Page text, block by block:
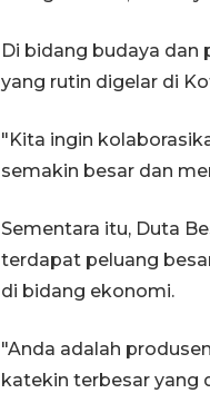
Di bidang budaya dan
yang rutin digelar di
"Kita ingin
semakin besar dan
Sementara itu, Duta
terdapat peluang
di bidang ekonomi.
"Anda adalah
katekin terbesar yang